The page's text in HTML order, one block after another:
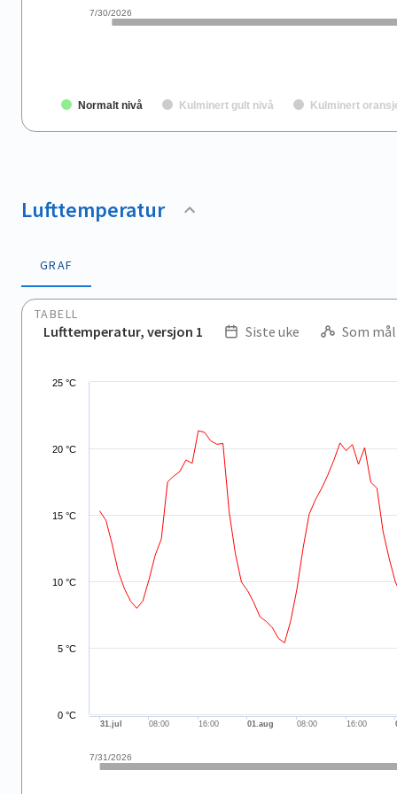
7/30/2026
Normalt nivå Kulminert gult nivå Kulminert
End of interactive chart.
Lufttemperatur
GRAF
TABELL
Lufttemperatur, versjon 1 Siste uke
Som
The chart has 2 Y axes displaying values and navigator-y-
7/31/2026
31.jul 01.aug
08:00 16:00 08:00 16:00
10 °C
20 °C
0 °C
5 °C
15 °C
25 °C